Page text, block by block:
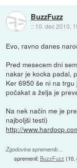
BuzzFuzz
:: 10. dec 2010,
Evo, ravno danes
Pred mesecem dni
nakar je kocka padal,
Ker 6950 še ni na
počakat a želja je
Na nek način me je
najboljši testi)
http://
Zgodovina sprememb…
spremenil: BuzzFuzz (10.